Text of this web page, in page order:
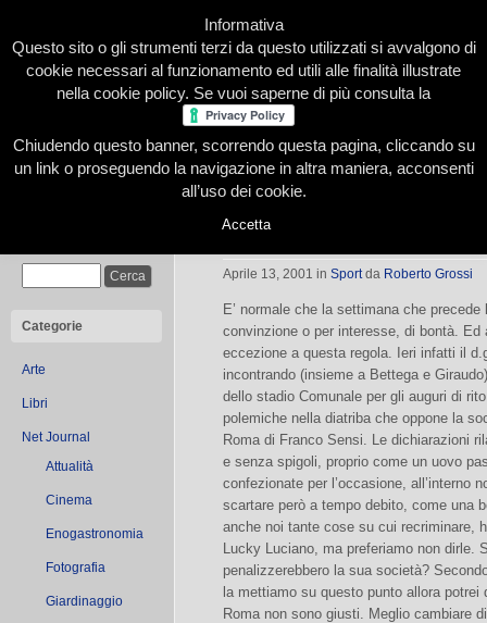
Home Presentazione Redazione Le nostre firme
Categorie
Arte
Libri
Net Journal
Attualità
Cinema
Enogastronomia
Fotografia
Giardinaggio
Moggi stoppa tutte le polemiche
Aprile 13, 2001 in Sportda Roberto Grossi
E’ normale che la settimana che
convinzione o per interesse, di bontà. Ed
eccezione a questa regola. Ieri infatti il
incontrando (insieme a Bettega e
dello stadio Comunale per gli auguri di
polemiche nella diatriba che oppone la
Roma di Franco Sensi. Le dichiarazioni
e senza spigoli, proprio come un uovo
confezionate per l’occasione, all’interno
scartare però a tempo debito, come una
anche noi tante cose su cui recriminare,
Lucky Luciano, ma preferiamo non dirle.
penalizzerebbero la sua società?
la mettiamo su questo punto allora
Roma non sono giusti. Meglio cambiare
Informativa
Questo sito o gli strumenti terzi da questo utilizzati si avvalgono di
cookie necessari al funzionamento ed utili alle finalità illustrate
nella cookie policy. Se vuoi saperne di più consulta la
Chiudendo questo banner, scorrendo questa pagina, cliccando su
un link o proseguendo la navigazione in altra maniera, acconsenti
all’uso dei cookie.
Accetta